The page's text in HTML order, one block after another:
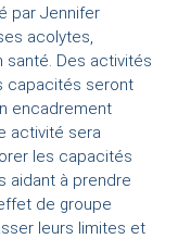
par Jennifer
acolytes,
Des activités
capacités seront
encadrement
activité sera
les capacités
aidant à prendre
de groupe
leurs limites et